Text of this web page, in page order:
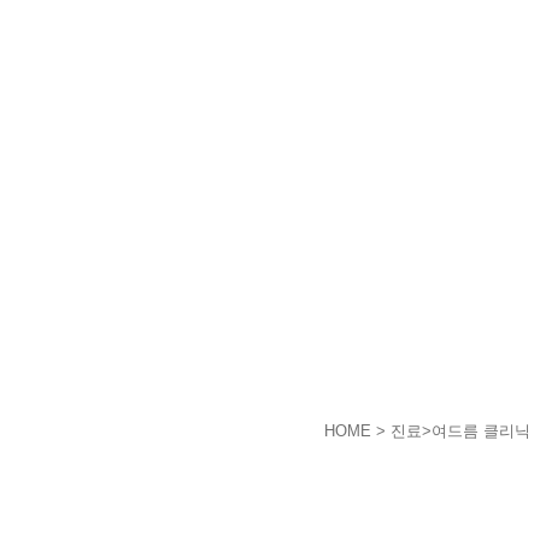
HOME > 진료>여드름 클리닉